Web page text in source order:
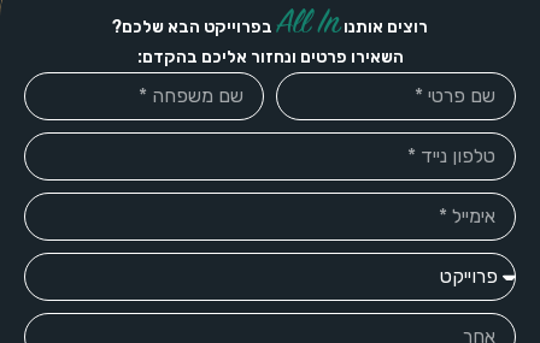
רוצים אותנוAll In בפרוייקט הבא שלכם?
השאירו פרטים ונחזור אליכם בהקדם: